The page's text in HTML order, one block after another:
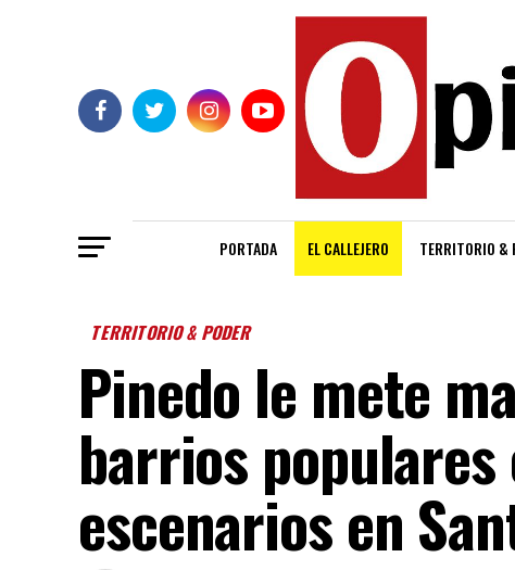
PORTADA EL CALLEJERO TERRITORIO &
TERRITORIO & PODER
Pinedo le mete
barrios
escenarios en